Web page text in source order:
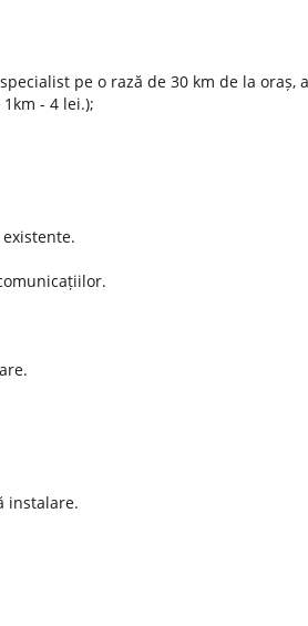
pe o rază de 30 km de la
- 4 lei.);
instalare.